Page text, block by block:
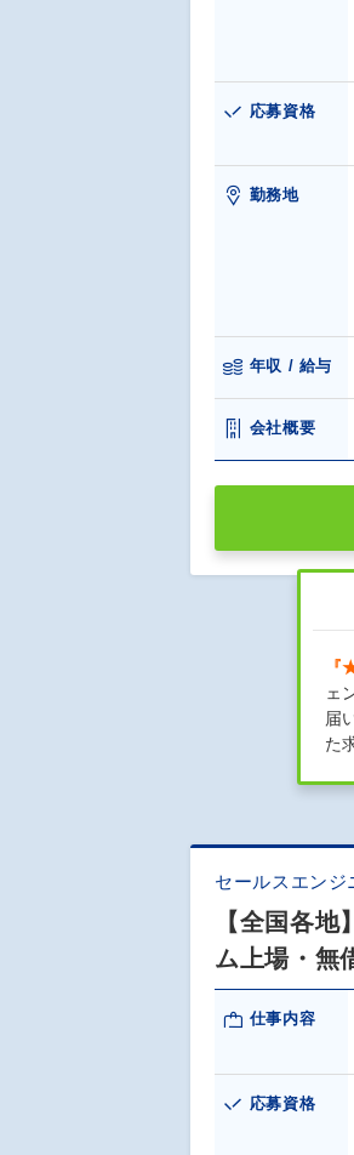
応募資格
勤務地
年収 / 給与
会社概要
『
ェ
届
た
セールスエンジ
【全国各
ム上場・無
仕事内容
応募資格